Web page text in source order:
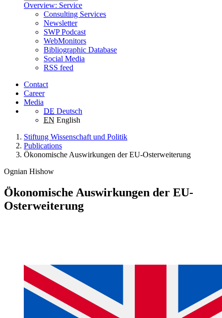
Overview: Service
Consulting Services
Newsletter
SWP Podcast
WebMonitors
Bibliographic Database
Social Media
RSS feed
Contact
Career
Media
DE Deutsch
EN English
Stiftung Wissenschaft und Politik
Publications
Ökonomische Auswirkungen der EU-Osterweiterung
Ognian Hishow
Ökonomische Auswirkungen der EU-
Osterweiterung